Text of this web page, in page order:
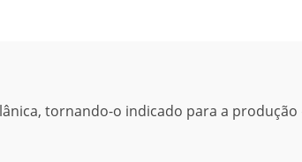
tornando-o indicado para a produção